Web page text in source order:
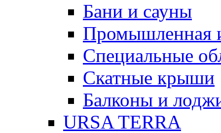
Бани и сауны
Промышленная
Специальные
Скатные крыши
Балконы и
URSA TERRA